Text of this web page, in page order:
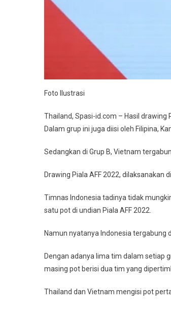
Foto Ilustrasi
Thailand, Spasi-id.com – Hasil drawing
Dalam grup ini juga diisi oleh Filipina,
Sedangkan di Grup B, Vietnam
Drawing Piala AFF 2022, dilaksanakan
Timnas Indonesia tadinya tidak
satu pot di undian Piala AFF 2022.
Namun nyatanya Indonesia tergabung
Dengan adanya lima tim dalam setiap
masing pot berisi dua tim yang
Thailand dan Vietnam mengisi pot